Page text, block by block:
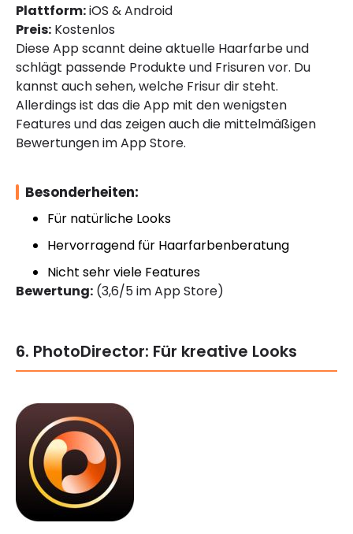
Plattform:iOS & Android
Preis: Kostenlos
Diese App scannt deine aktuelle Haarfarbe und
schlägt passende Produkte und Frisuren vor. Du
kannst auch sehen, welche Frisur dir steht.
Allerdings ist das die App mit den wenigsten
Features und das zeigen auch die mittelmäßigen
Bewertungen im App Store.
Besonderheiten:
Für natürliche Looks
Hervorragend für Haarfarbenberatung
Nicht sehr viele Features
Bewertung: (3,6/5 im App Store)
6. PhotoDirector: Für kreative Looks